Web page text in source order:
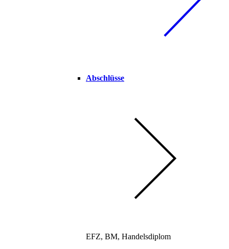
Abschlüsse
EFZ, BM, Handelsdiplom